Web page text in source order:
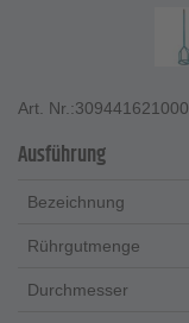
Art. Nr.:309441621000
Ausführung
Bezeichnung
Rührgutmenge
Durchmesser